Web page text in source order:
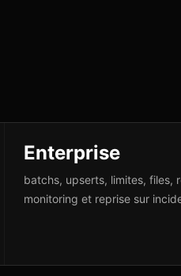
Enterprise
batchs, upserts, limites, files,
monitoring et reprise sur